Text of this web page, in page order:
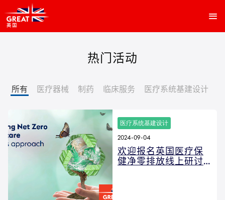
转
到
热门活动
所有 医疗器械 制药 临床服务 医疗系统基建设计
医疗系统基建设计
2024-09-04
欢迎报名英国医疗保
健净零排放线上研讨